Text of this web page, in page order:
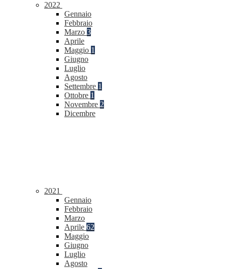
2022
Gennaio
Febbraio
Marzo 3
Aprile
Maggio 1
Giugno
Luglio
Agosto
Settembre 1
Ottobre 1
Novembre 2
Dicembre
2021
Gennaio
Febbraio
Marzo
Aprile 62
Maggio
Giugno
Luglio
Agosto